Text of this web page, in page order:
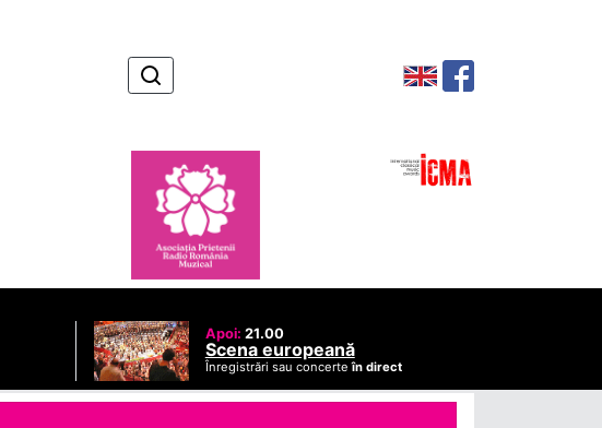
Apoi: 21.00
Scena europeană
Înregistrări sau concerteîn direct